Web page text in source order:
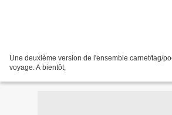
Une deuxième version de l'ensemble carnet/tag/
voyage. A bientôt,